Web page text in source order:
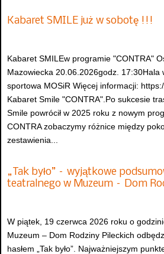
Kabaret SMILE już w sobotę !!!
Kabaret SMILEw programie "CONTRA"
Mazowiecka 20.06.2026godz. 17:30Hala
sportowa MOSiR Więcej informacji:
Kabaret Smile "CONTRA".Po sukcesie
Smile powrócił w 2025 roku z nowym
CONTRA zobaczymy różnice między
zestawienia...
„Tak było” – wyjątkowe
teatralnego w Muzeum – Dom
W piątek, 19 czerwca 2026 roku o
Muzeum – Dom Rodziny Pileckich
hasłem „Tak było”. Najważniejszym